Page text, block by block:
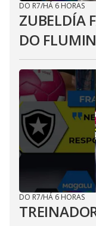
DO R7/HÁ 6 HORAS
ZUBELDÍA
DO
DO R7/HÁ 6 HORAS